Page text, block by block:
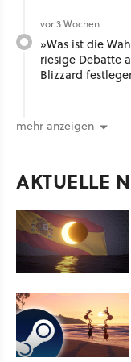
vor 3 Wochen
»Was ist die
riesige Debatte
Blizzard
mehr anzeigen
AKTUELLE